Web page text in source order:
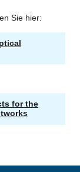
Sie hier:
for the